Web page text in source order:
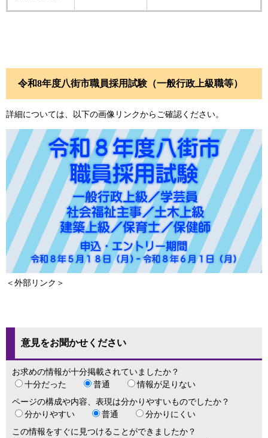
令和8年度八街市職員採用試験（一般行政上級職等）
詳細については、以下の画像リンクからご確認ください。
＜外部リンク＞
意見をお聞かせください
お求めの情報が十分掲載されていましたか？
十分だった
普通
情報が足りない
ページの構成や内容、表現は分かりやすいものでしたか？
分かりやすい
普通
分かりにくい
この情報をすぐに見つけることができましたか？